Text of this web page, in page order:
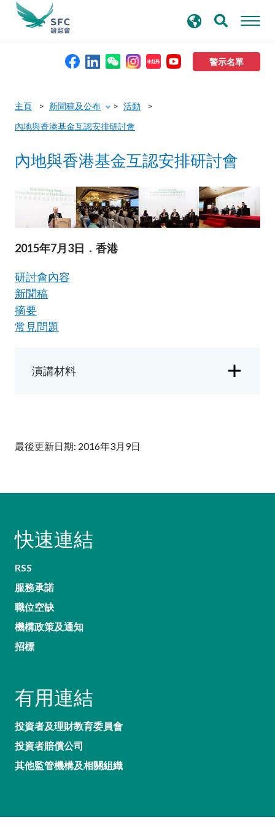
警示名單
本會簡介
資料庫
新聞稿及公布
加入本會
尋
主頁 新聞稿及公布
活動
內地與香港基金互認安排研討會
內地與香港基金互認安排研討會
2015年7月3日．香港
研討會內容
新聞稿
摘要
常見問題
演講材料
最後更新日期: 2016年3月9日
快速連結
RSS
服務承諾
職位空缺
機構政策及通知
招標
有用連結
投資者及理財教育委員會
投資者賠償公司
其他監管機構及相關組織